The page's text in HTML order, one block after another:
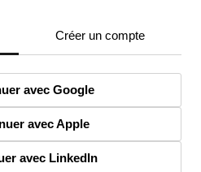
Créer un compte
avec Google
avec Apple
avec LinkedIn